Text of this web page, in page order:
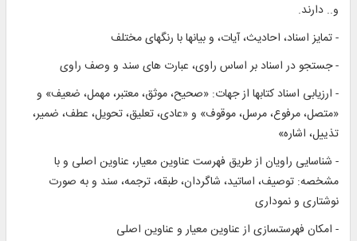
و.. دارند.
- تمايز اسناد، احاديث، آيات، و بيان‏ها با رنگ‏هاى مختلف‏
- جستجو در اسناد بر اساس راوى، عبارت هاى سند و وصف راوى‏
- ارزيابى اسناد كتاب‏ها از جهات: «صحيح، موثق، معتبر، مهمل، ضعيف» و
«متصل، مرفوع، مرسل، موقوف» و «عادى، تعليق، تحويل، عطف، ضمير،
تذييل، اشاره»
- شناسايى راويان از طريق فهرست عناوين معيار، عناوين اصلى و با
مشخصه: توصيف، اساتيد، شاگردان، طبقه، ترجمه، سند و به صورت
نوشتارى و نمودارى‏
- امكان فهرست‏سازى از عناوين معيار و عناوين اصلى‏